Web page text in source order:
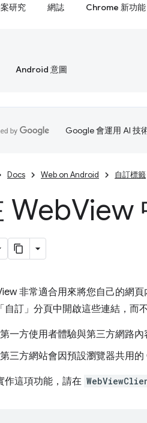
研究 網誌 Chrome 新功能
Android 意圖
Google 會運用 AI 技
Docs Web on Android 自訂標籤
WebView
非常適合用來將您自己的網
自訂」分頁中開啟這些連結，而
第一方使用者體驗與第三方網路內
第三方網站會因預設瀏覽器共用的
作這項功能，請在